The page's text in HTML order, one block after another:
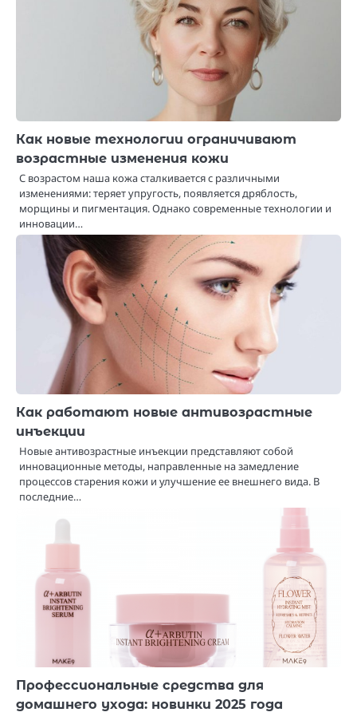
Как новые технологии ограничивают
возрастные изменения кожи
С возрастом наша кожа сталкивается с различными
изменениями: теряет упругость, появляется дряблость,
морщины и пигментация. Однако современные технологии и
инновации…
Как работают новые антивозрастные
инъекции
Новые антивозрастные инъекции представляют собой
инновационные методы, направленные на замедление
процессов старения кожи и улучшение ее внешнего вида. В
последние…
Профессиональные средства для
домашнего ухода: новинки 2025 года